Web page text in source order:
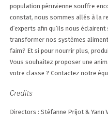
population péruvienne souffre
constat, nous sommes allés à la
d’experts afin qu’ils nous
transformer nos systèmes
faim? Et si pour nourrir plus,
Vous souhaitez proposer une
votre classe ? Contactez notre
Credits
Directors : Stéfanne Prijot & Yann